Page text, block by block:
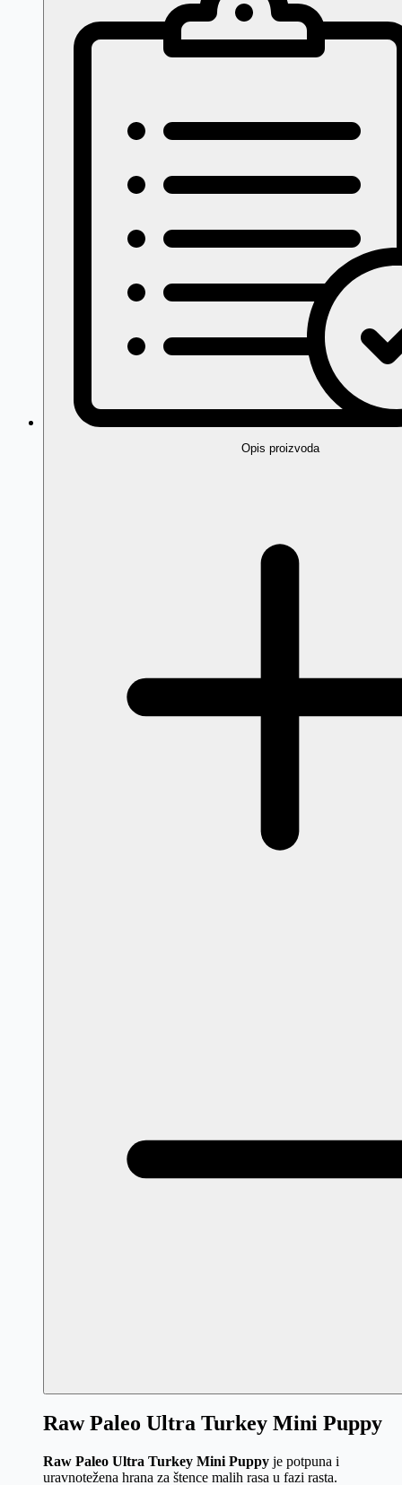
Opis proizvoda
Raw Paleo Ultra Turkey Mini Puppy
Raw Paleo Ultra Turkey Mini Puppy je potpuna i
uravnotežena hrana za štence malih rasa u fazi rasta.